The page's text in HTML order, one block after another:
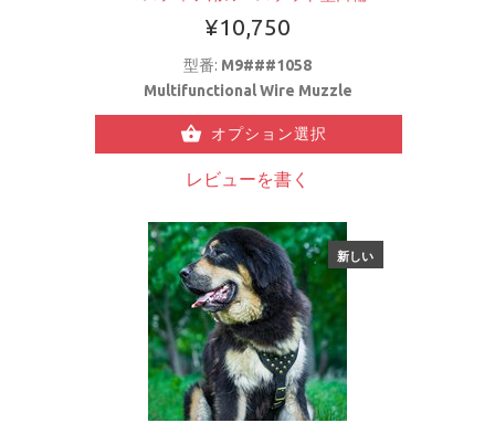
¥10,750
型番: M9###1058
Multifunctional Wire Muzzle
オプション選択
レビューを書く
新しい